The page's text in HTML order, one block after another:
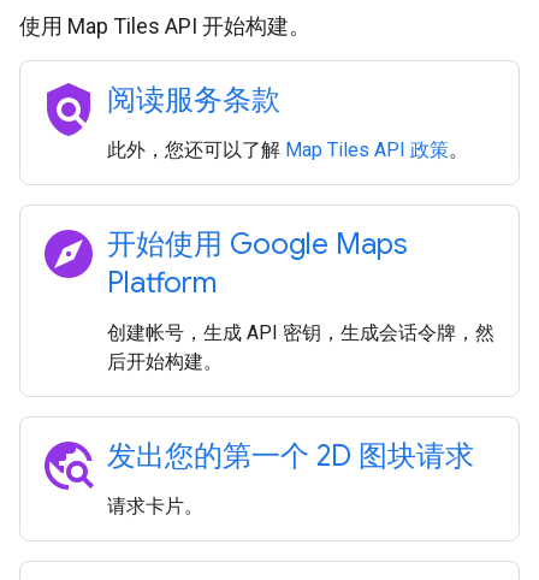
使用 Map Tiles API 开始构建。
policy 阅读服务条款
此外，您还可以了解 Map Tiles API 政策。
explore 开始使用 Google Maps
Platform
创建帐号，生成 API 密钥，生成会话令牌，然
后开始构建。
travel_explore 发出您的第一个 2D 图块请求
请求卡片。